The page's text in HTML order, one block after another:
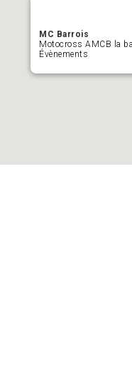
MC Barrois
Motocross AMCB la
Évènements